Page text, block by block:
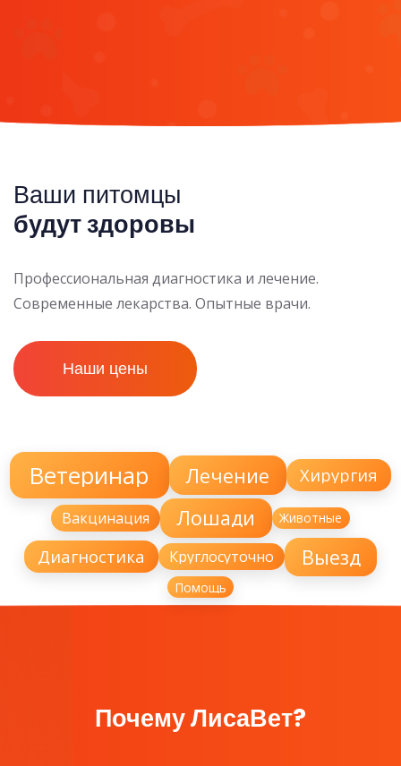
Ваши питомцы
будут здоровы
Профессиональная диагностика и лечение.
Современные лекарства. Опытные врачи.
Наши цены
Ветеринар Лечение Хирургия
Вакцинация Лошади Животные
Диагностика Круглосуточно Выезд
Помощь
Почему ЛисаВет?